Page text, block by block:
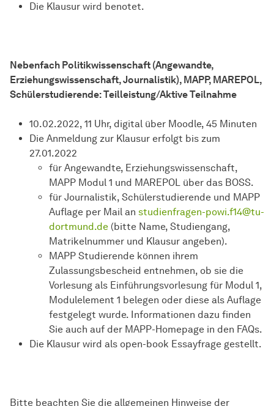
Die Klausur wird benotet.
Nebenfach Politikwissenschaft (Angewandte,
Erziehungswissenschaft, Journalistik), MAPP, MAREPOL,
Schülerstudierende: Teilleistung/Aktive Teilnahme
10.02.2022, 11 Uhr, digital über Moodle, 45 Minuten
Die Anmeldung zur Klausur erfolgt bis zum
27.01.2022
für Angewandte, Erziehungswissenschaft,
MAPP Modul 1 und MAREPOL über das BOSS.
für Journalistik, Schülerstudierende und MAPP
Auflage per Mail an studienfragen-powi.f14@tu-
dortmund.de (bitte Name, Studiengang,
Matrikelnummer und Klausur angeben).
MAPP Studierende können ihrem
Zulassungsbescheid entnehmen, ob sie die
Vorlesung als Einführungsvorlesung für Modul 1,
Modulelement 1 belegen oder diese als Auflage
festgelegt wurde. Informationen dazu finden
Sie auch auf der MAPP-Homepage in den FAQs.
Die Klausur wird als open-book Essayfrage gestellt.
Bitte beachten Sie die allgemeinen Hinweise der